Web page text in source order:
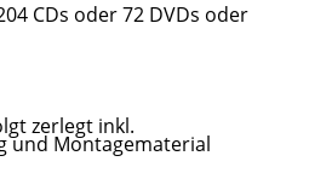
CDs oder 72 DVDs oder
zerlegt inkl.
und Montagematerial